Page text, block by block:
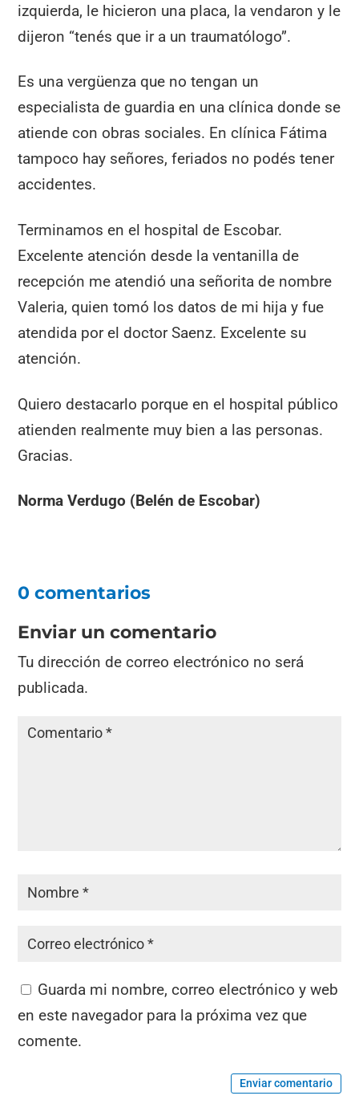
izquierda, le hicieron una placa, la vendaron y le
dijeron “tenés que ir a un traumatólogo”.
Es una vergüenza que no tengan un
especialista de guardia en una clínica donde se
atiende con obras sociales. En clínica Fátima
tampoco hay señores, feriados no podés tener
accidentes.
Terminamos en el hospital de Escobar.
Excelente atención desde la ventanilla de
recepción me atendió una señorita de nombre
Valeria, quien tomó los datos de mi hija y fue
atendida por el doctor Saenz. Excelente su
atención.
Quiero destacarlo porque en el hospital público
atienden realmente muy bien a las personas.
Gracias.
Norma Verdugo (Belén de Escobar)
0 comentarios
Enviar un comentario
Tu dirección de correo electrónico no será
publicada.
Guarda mi nombre, correo electrónico y web
en este navegador para la próxima vez que
comente.
Enviar comentario